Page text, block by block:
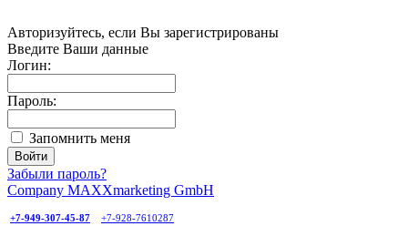
Авторизуйтесь, если Вы зарегистрированы
Введите Ваши данные
Логин:
Пароль:
Запомнить меня
Забыли пароль?
Company MAXXmarketing GmbH
+7-949-307-45-87 +7-928-7610287